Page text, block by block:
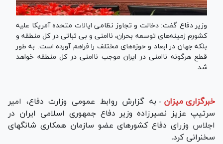
وزیر دفاع گفت: دخالت و تجاوز نظامی ایالات متحده آمریکا علیه
کشورم زمینه‌های توسعه بحران، ناامنی و بی ثباتی در کل منطقه و
بلکه جهان در ابعاد و حوزه‌های مختلف را فراهم آورده است. به طور
قطع هرگونه ناامنی در ایران موجب ناامنی در کل منطقه خواهد
شد.
خبرگزاری میزان - به گزارش روابط عمومی وزارت دفاع، امیر
سرتیپ عزیز نصیرزاده وزیر دفاع جمهوری اسلامی ایران در
اجلاس وزرای دفاع کشور‌های عضو سازمان همکاری شانگهای
سخنرانی کرد.